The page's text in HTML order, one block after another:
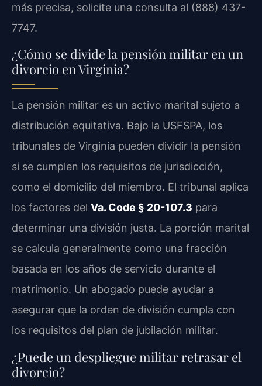
más precisa, solicite una consulta al (888) 437-
7747.
¿Cómo se divide la pensión militar en un
divorcio en Virginia?
La pensión militar es un activo marital sujeto a
distribución equitativa. Bajo la USFSPA, los
tribunales de Virginia pueden dividir la pensión
si se cumplen los requisitos de jurisdicción,
como el domicilio del miembro. El tribunal aplica
los factores del Va. Code § 20-107.3 para
determinar una división justa. La porción marital
se calcula generalmente como una fracción
basada en los años de servicio durante el
matrimonio. Un abogado puede ayudar a
asegurar que la orden de división cumpla con
los requisitos del plan de jubilación militar.
¿Puede un despliegue militar retrasar el
divorcio?